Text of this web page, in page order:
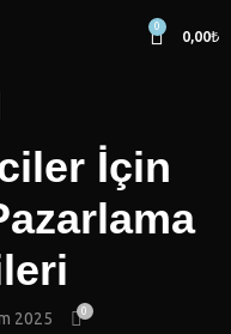
0
0,00₺
İçin
2025 0